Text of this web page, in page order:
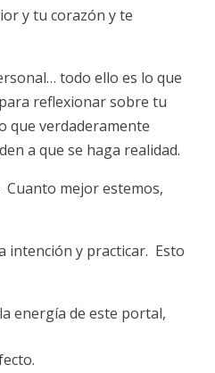
y tu corazón y te
todo ello es lo que
reflexionar sobre tu
que verdaderamente
a que se haga realidad.
Cuanto mejor estemos,
intención y practicar. Esto
energía de este portal,